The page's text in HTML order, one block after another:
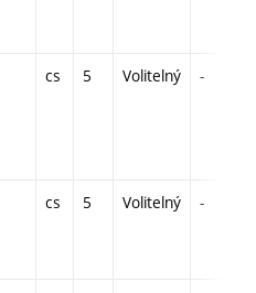
cs 5 Volitelný -
cs 5 Volitelný -